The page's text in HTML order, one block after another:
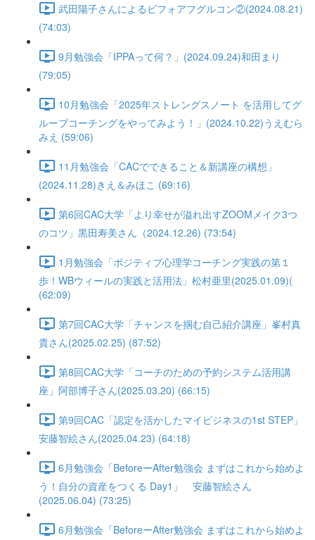
武田陽子さんによるビフォアフグルコン②(2024.08.21)
(74:03)
9月勉強会「IPPAって何？」(2024.09.24)和田まり
(79:05)
10月勉強会「2025年ストレングスノート を活用してグ
ループコーチングをやってみよう！」(2024.10.22)うえむら
みえ (59:06)
11月勉強会「CACでできること＆新講座の構想」
(2024.11.28)きえ＆みほこ (69:16)
第6回CAC大学「より幸せが溢れ出すZOOMメイク3つ
のコツ」黒田寿美さん（2024.12.26) (73:54)
1月勉強会「ポジティブ心理学コーチング実践の第１
歩！WBウィールの実践と活用法」松村亜里(2025.01.09)(
(62:09)
第7回CAC大学「チャンスを掴む自己紹介講座」峯村真
貴さん(2025.02.25) (87:52)
第8回CAC大学「コーチのための予約システム活用講
座」阿部博子さん(2025.03.20) (66:15)
第9回CAC「認定を活かしたマイビジネスの1st STEP」
安藤智絵さん(2025.04.23) (64:18)
6月勉強会「BeforeーAfter勉強会 まずはこれから始めよ
う！自分の資産をつくる Day1」 安藤智絵さん
(2025.06.04) (73:25)
6月勉強会「BeforeーAfter勉強会 まずはこれから始めよ